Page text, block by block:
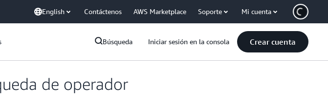
English Contáctenos AWS Marketplace Soporte Mi cuenta
Búsqueda Iniciar sesión en la consola Crear cuenta
de operador